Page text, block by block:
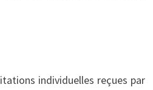
individuelles reçues par